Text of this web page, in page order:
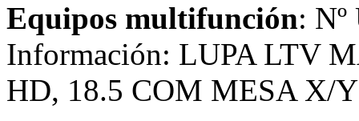
Equipos multifunción:
Información: LUPA LTV
HD, 18.5 COM MESA X/